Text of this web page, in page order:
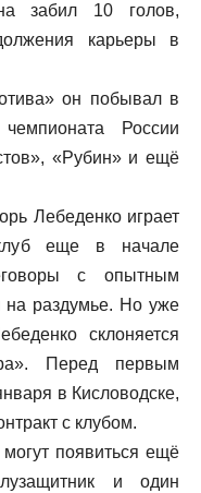
забил 10 голов,
карьеры в
он побывал в
России
«Рубин» и ещё
Лебеденко играет
еще в начале
с опытным
на раздумье. Но уже
склоняется
Перед первым
в Кисловодске,
с клубом.
появиться ещё
и один